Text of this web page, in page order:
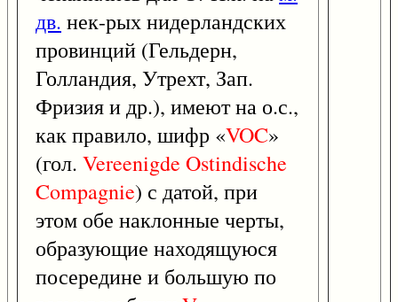
дв. нек-рых нидерландских
провинций (Гельдерн,
Голландия, Утрехт, Зап.
Фризия и др.), имеют на о.с.,
как правило, шифр «VOC»
(гол. Vereenigde Ostindische
Compagnie) с датой, при
этом обе наклонные черты,
образующие находящуюся
посередине и большую по